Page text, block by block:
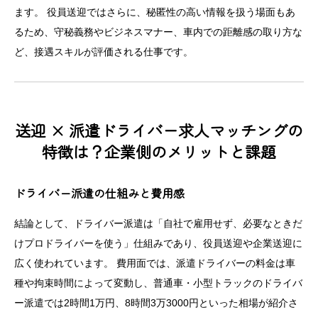
ます。 役員送迎ではさらに、秘匿性の高い情報を扱う場面もあ
るため、守秘義務やビジネスマナー、車内での距離感の取り方な
ど、接遇スキルが評価される仕事です。
送迎 × 派遣ドライバー求人マッチングの
特徴は？企業側のメリットと課題
ドライバー派遣の仕組みと費用感
結論として、ドライバー派遣は「自社で雇用せず、必要なときだ
けプロドライバーを使う」仕組みであり、役員送迎や企業送迎に
広く使われています。 費用面では、派遣ドライバーの料金は車
種や拘束時間によって変動し、普通車・小型トラックのドライバ
ー派遣では2時間1万円、8時間3万3000円といった相場が紹介さ